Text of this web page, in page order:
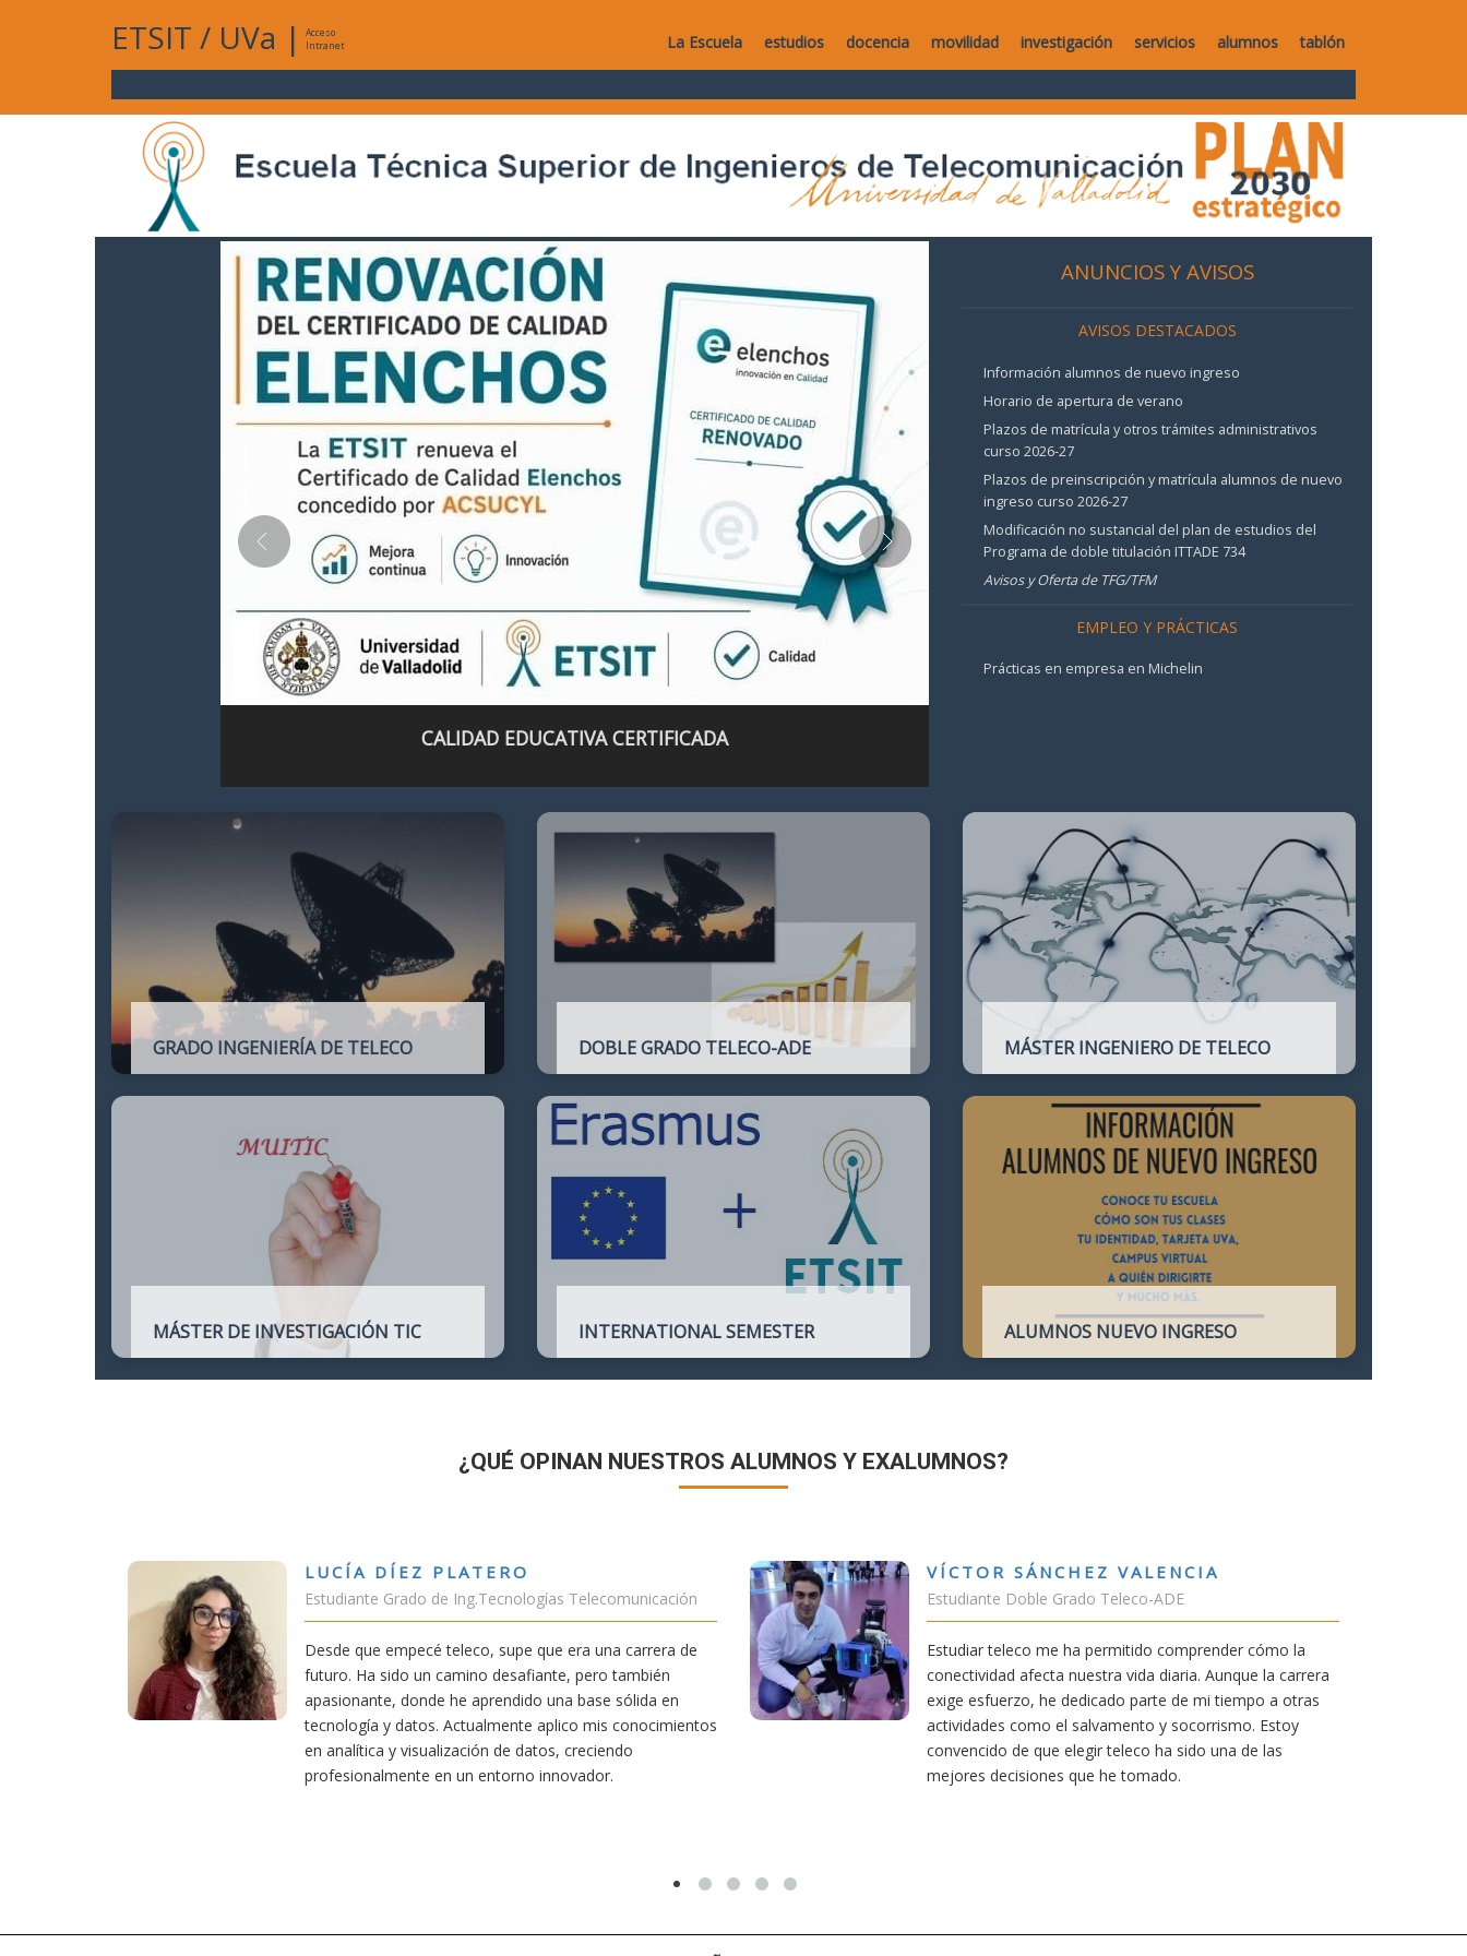
ETSIT / UVa |
Acceso
Intranet
La Escuela estudios docencia movilidad investigación servicios alumnos tablón
CALIDAD EDUCATIVA CERTIFICADA
ANUNCIOS Y AVISOS
AVISOS DESTACADOS
Información alumnos de nuevo ingreso
Horario de apertura de verano
Plazos de matrícula y otros trámites administrativos
curso 2026-27
Plazos de preinscripción y matrícula alumnos de nuevo
ingreso curso 2026-27
Modificación no sustancial del plan de estudios del
Programa de doble titulación ITTADE 734
Avisos y Oferta de TFG/TFM
EMPLEO Y PRÁCTICAS
Prácticas en empresa en Michelin
GRADO INGENIERÍA DE TELECO DOBLE GRADO TELECO-ADE
Ingeniería de Telecomunicación con la de
Administración y Dirección de Empresas
MÁSTER INGENIERO DE TELECO
profesionales del Ingeniero de
Telecomunicación y que habilita para el
ejercicio de la profesión.
MÁSTER DE INVESTIGACIÓN TIC INTERNATIONAL SEMESTER ALUMNOS NUEVO INGRESO
¿QUÉ OPINAN NUESTROS ALUMNOS Y EXALUMNOS?
PLATERO
de Ing.Tecnologías Telecomunicación
teleco, supe que era una carrera de
un camino desafiante, pero también
he aprendido una base sólida en
Actualmente aplico mis conocimientos
VÍCTOR SÁNCHEZ VALENCIA
Estudiante Doble Grado Teleco-ADE
Estudiar teleco me ha permitido comprender cómo la
conectividad afecta nuestra vida diaria. Aunque la carrera
exige esfuerzo, he dedicado parte de mi tiempo a otras
actividades como el salvamento y socorrismo. Estoy
convencido de que elegir teleco ha sido una de las
mejores decisiones que he tomado.
RUBÉN URRACA TORICES
Estudiante Grado de Ing.Tecnologías
En cualquier carrera necesitas una buena
mía siempre ha sido poder trabajar en Japón
carrera de teleco me dará la oportunidad
Aunque al principio parezca duro, uno
mereció la pena por las múltiples
titulación ofrece.